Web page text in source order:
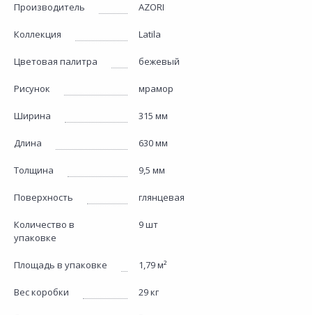
Производитель AZORI
Коллекция Latila
Цветовая палитра бежевый
Рисунок мрамор
Ширина 315 мм
Длина 630 мм
Толщина 9,5 мм
Поверхность глянцевая
Количество в
упаковке
9 шт
Площадь в упаковке 1,79 м²
Вес коробки 29 кг